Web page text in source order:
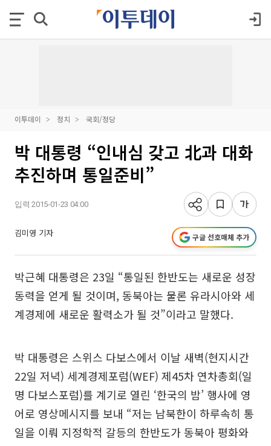
이투데이 정치 국회/정당
박 대통령 “인내심 갖고 北과 대화
추진하며 통일준비”
입력 2015-01-23 04:00
김미영 기자 구글 선호매체 추가
박근혜 대통령은 23일 “통일된 한반도는 새로운 성장
동력을 얻게 될 것이며, 동북아는 물론 유라시아와 세
계경제에 새로운 활력소가 될 것”이라고 말했다.
박 대통령은 스위스 다보스에서 이날 새벽(현지시간
22일 저녁) 세계경제포럼(WEF) 제45차 연차총회(일
명 다보스포럼)를 계기로 열린 ‘한국의 밤’ 행사에 영
어로 영상메시지를 보내 “저는 남북한이 하루속히 통
일을 이뤄 지정학적 갈등의 한반도가 동북아 평화와